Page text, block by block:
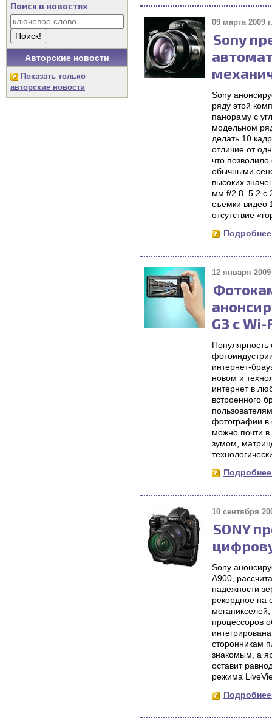
Поиск в новостях
Авторские новости
Показать только
авторские новости
09 марта 2009 г.
Sony
Sony
ряду этой
панораму с
модельном
делать 10
отличие от
что
обычными
высоких
мм f/2.8–5.2 с
съемки видео
отсутствие
12 января 2009
G3 с
интернет-
новом и
интернет в
встроенного
фотографии в
можно почти
зумом,
10 сентября
SONY
Sony
A900,
надежности
рекордное на
процессоров
сторонникам
знакомым, а
оставит
режима